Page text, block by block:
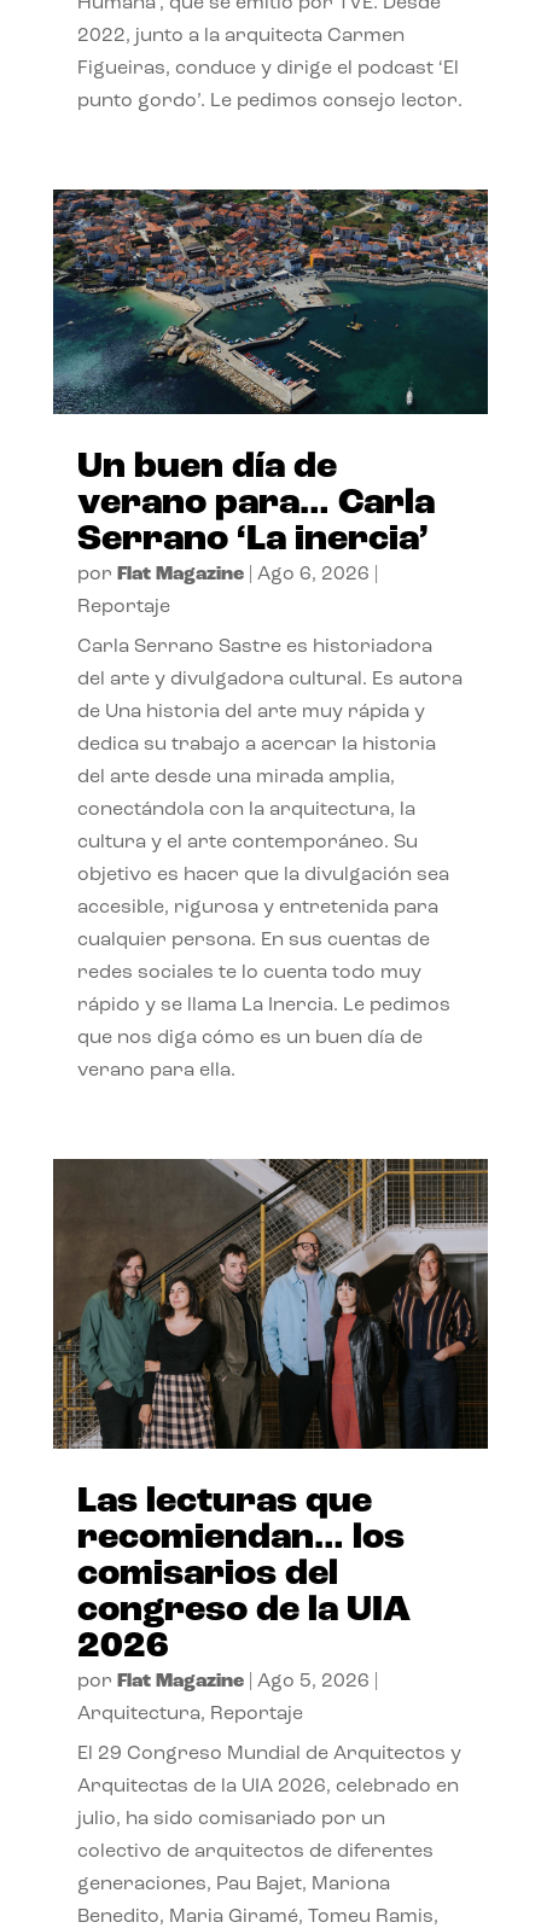
2022, junto a la arquitecta Carmen
Figueiras, conduce y dirige el podcast ‘El
punto gordo’. Le pedimos consejo lector.
Un buen día de
verano para… Carla
Serrano ‘La inercia’
por Flat Magazine| Ago 6, 2026
Reportaje
Carla Serrano Sastre es historiadora
del arte y divulgadora cultural. Es autora
de Una historia del arte muy rápida y
dedica su trabajo a acercar la historia
del arte desde una mirada amplia,
conectándola con la arquitectura, la
cultura y el arte contemporáneo. Su
objetivo es hacer que la divulgación sea
accesible, rigurosa y entretenida para
cualquier persona. En sus cuentas de
redes sociales te lo cuenta todo muy
rápido y se llama La Inercia. Le pedimos
que nos diga cómo es un buen día de
verano para ella.
Las lecturas que
recomiendan… los
comisarios del
congreso de la UIA
2026
por Flat Magazine| Ago 5, 2026
Arquitectura, Reportaje
El 29 Congreso Mundial de Arquitectos y
Arquitectas de la UIA 2026, celebrado en
julio, ha sido comisariado por un
colectivo de arquitectos de diferentes
generaciones, Pau Bajet, Mariona
Benedito, Maria Giramé, Tomeu Ramis,